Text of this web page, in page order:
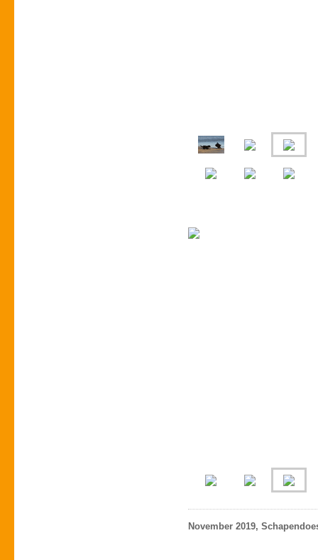
November 2019,